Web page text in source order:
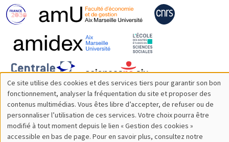
Utilisation
des
données
Ce site utilise des cookies et des services tiers pour garantir son bon
fonctionnement, analyser la fréquentation du site et proposer des
contenus multimédias. Vous êtes libre d’accepter, de refuser ou de
personnaliser l’utilisation de ces services. Votre choix pourra être
modifié à tout moment depuis le lien « Gestion des cookies »
accessible en bas de page. Pour en savoir plus, consultez notre